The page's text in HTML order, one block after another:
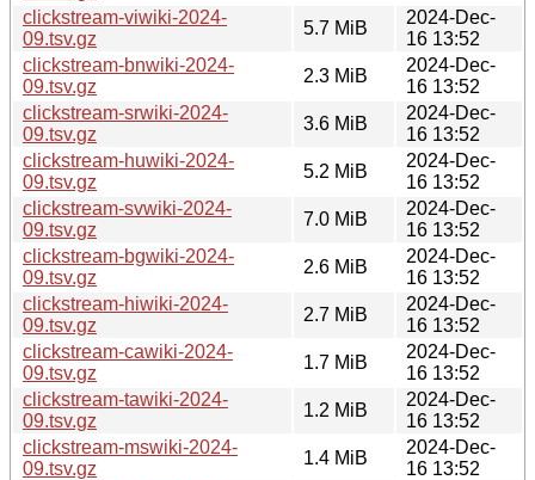
clickstream-viwiki-2024-
09.tsv.gz
5.7 MiB
2024-Dec-
16 13:52
clickstream-bnwiki-2024-
09.tsv.gz
2.3 MiB
2024-Dec-
16 13:52
clickstream-srwiki-2024-
09.tsv.gz
3.6 MiB
2024-Dec-
16 13:52
clickstream-huwiki-2024-
09.tsv.gz
5.2 MiB
2024-Dec-
16 13:52
clickstream-svwiki-2024-
09.tsv.gz
7.0 MiB
2024-Dec-
16 13:52
clickstream-bgwiki-2024-
09.tsv.gz
2.6 MiB
2024-Dec-
16 13:52
clickstream-hiwiki-2024-
09.tsv.gz
2.7 MiB
2024-Dec-
16 13:52
clickstream-cawiki-2024-
09.tsv.gz
1.7 MiB
2024-Dec-
16 13:52
clickstream-tawiki-2024-
09.tsv.gz
1.2 MiB
2024-Dec-
16 13:52
clickstream-mswiki-2024-
09.tsv.gz
1.4 MiB
2024-Dec-
16 13:52